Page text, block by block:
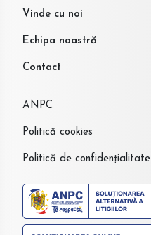
Vinde cu noi
Echipa noastră
Contact
ANPC
Politică cookies
Politică de confidențialitate